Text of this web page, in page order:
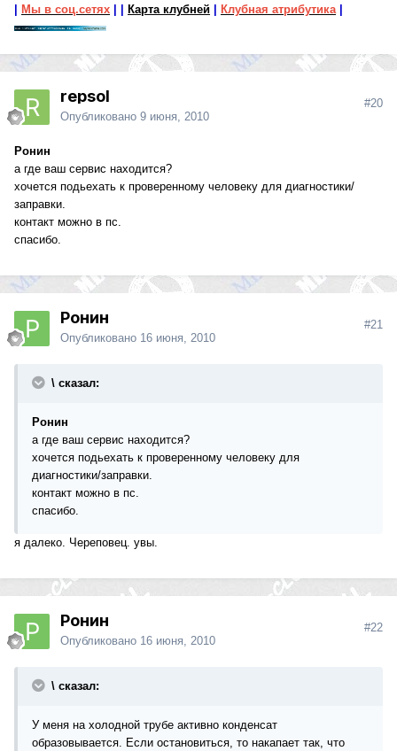
Мы в соц.сетях Карта клубней Клубная атрибутика|
repsol
Опубликовано 9 июня, 2010
#20
Ронин
а где ваш сервис находится?
хочется подьехать к проверенному человеку для диагностики/
заправки.
контакт можно в пс.
спасибо.
Ронин
Опубликовано 16 июня, 2010
#21
\ сказал:
Ронин
а где ваш сервис находится?
хочется подьехать к проверенному человеку для
диагностики/заправки.
контакт можно в пс.
спасибо.
я далеко. Череповец. увы.
Ронин
Опубликовано 16 июня, 2010
#22
\ сказал:
У меня на холодной трубе активно конденсат
образовывается. Если остановиться, то накапает так, что